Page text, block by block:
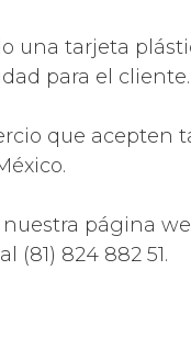
una tarjeta
para el cliente.
que acepten
página
(81) 824 882 51.